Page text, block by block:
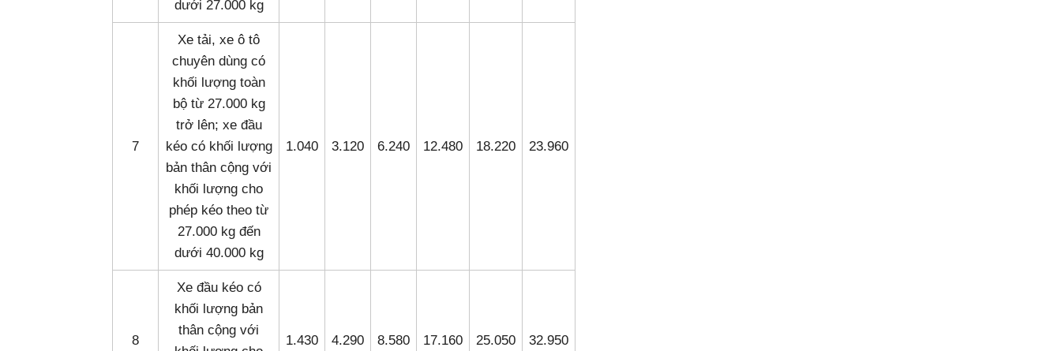
dưới 27.000 kg
7
Xe tải, xe ô tô
chuyên dùng có
khối lượng toàn
bộ từ 27.000 kg
trở lên; xe đầu
kéo có khối lượng
bản thân cộng với
khối lượng cho
phép kéo theo từ
27.000 kg đến
dưới 40.000 kg
1.040 3.120 6.240 12.480 18.220 23.960
8
Xe đầu kéo có
khối lượng bản
thân cộng với
1.430 4.290 8.580 17.160 25.050 32.950